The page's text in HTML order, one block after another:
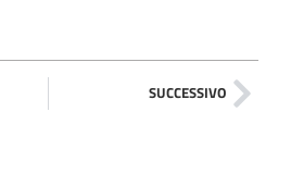
SUCCESSIVO